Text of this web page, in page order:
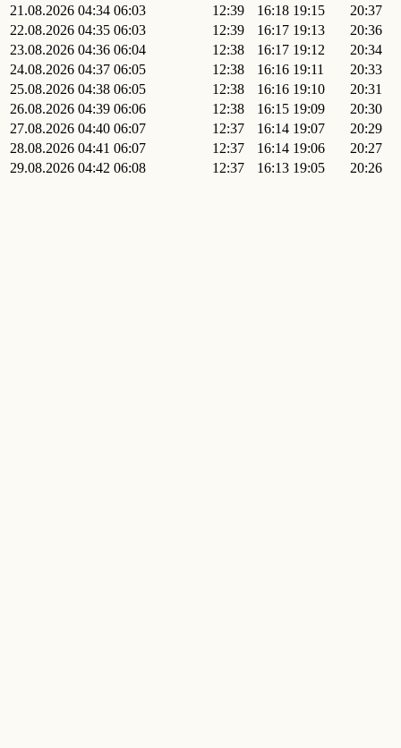
21.08.2026 04:34 06:03 12:39 16:18 19:15
20:37
22.08.2026 04:35 06:03 12:39 16:17 19:13
20:36
23.08.2026 04:36 06:04 12:38 16:17 19:12
20:34
24.08.2026 04:37 06:05 12:38 16:16 19:11
20:33
25.08.2026 04:38 06:05 12:38 16:16 19:10
20:31
26.08.2026 04:39 06:06 12:38 16:15 19:09
20:30
27.08.2026 04:40 06:07 12:37 16:14 19:07
20:29
28.08.2026 04:41 06:07 12:37 16:14 19:06
20:27
29.08.2026 04:42 06:08 12:37 16:13 19:05
20:26